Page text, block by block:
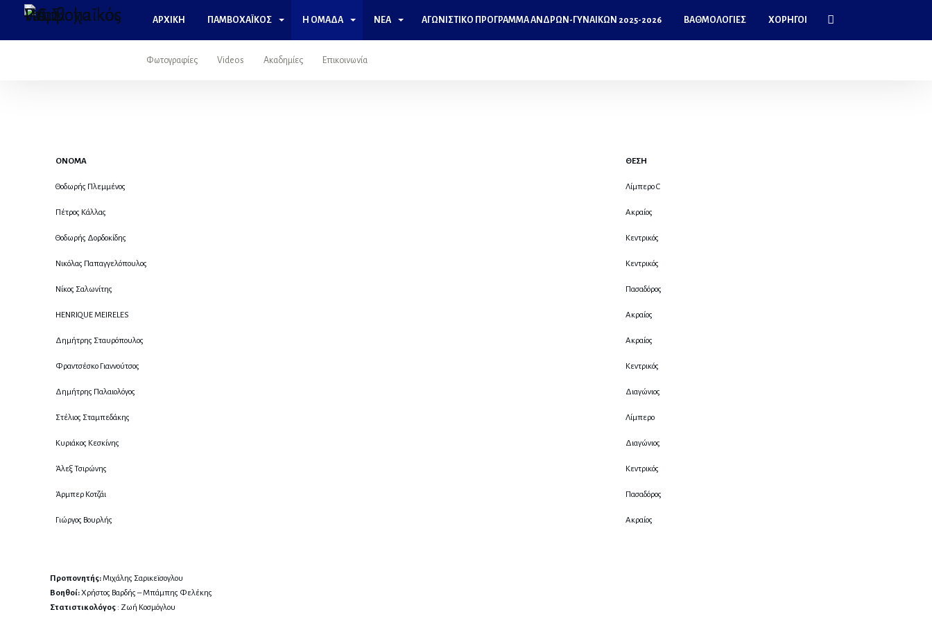
ΑΡΧΙΚΉ ΠΑΜΒΟΧΑΪΚΌΣ Η ΟΜΆΔΑ ΝΈΑ ΑΓΩΝΙΣΤΙΚΌ ΠΡΌΓΡΑΜΜΑ ΑΝΔΡΩΝ-ΓΥΝΑΙΚΩΝ 2025-2026 ΒΑΘΜΟΛΟΓΊΕΣ ΧΟΡΗΓΟΊ
Φωτογραφίες Videos Ακαδημίες Επικοινωνία
ΟΝΟΜΑ ΘΕΣΗ
Θοδωρής Πλεμμένος Λίμπερο C
Πέτρος Κάλλας Ακραίος
Θοδωρής Δορδοκίδης Κεντρικός
Νικόλας Παπαγγελόπουλος Κεντρικός
Νίκος Σαλωνίτης Πασαδόρος
HENRIQUE MEIRELES Ακραίος
Δημήτρης Σταυρόπουλος Ακραίος
Φραντσέσκο Γιαννούτσος Κεντρικός
Δημήτρης Παλαιολόγος Διαγώνιος
Στέλιος Σταμπεδάκης Λίμπερο
Κυριάκος Κεσκίνης Διαγώνιος
Άλεξ Τσιρώνης Κεντρικός
Άρμπερ Κοτζάι Πασαδόρος
Γιώργος Βουρλής Ακραίος
Προπονητής:Μιχάλης Σαρικεϊσογλου
Βοηθοί:Χρήστος Βαρδής – Μπάμπης Φελέκης
Στατιστικολόγος : Ζωή Κοσμόγλου